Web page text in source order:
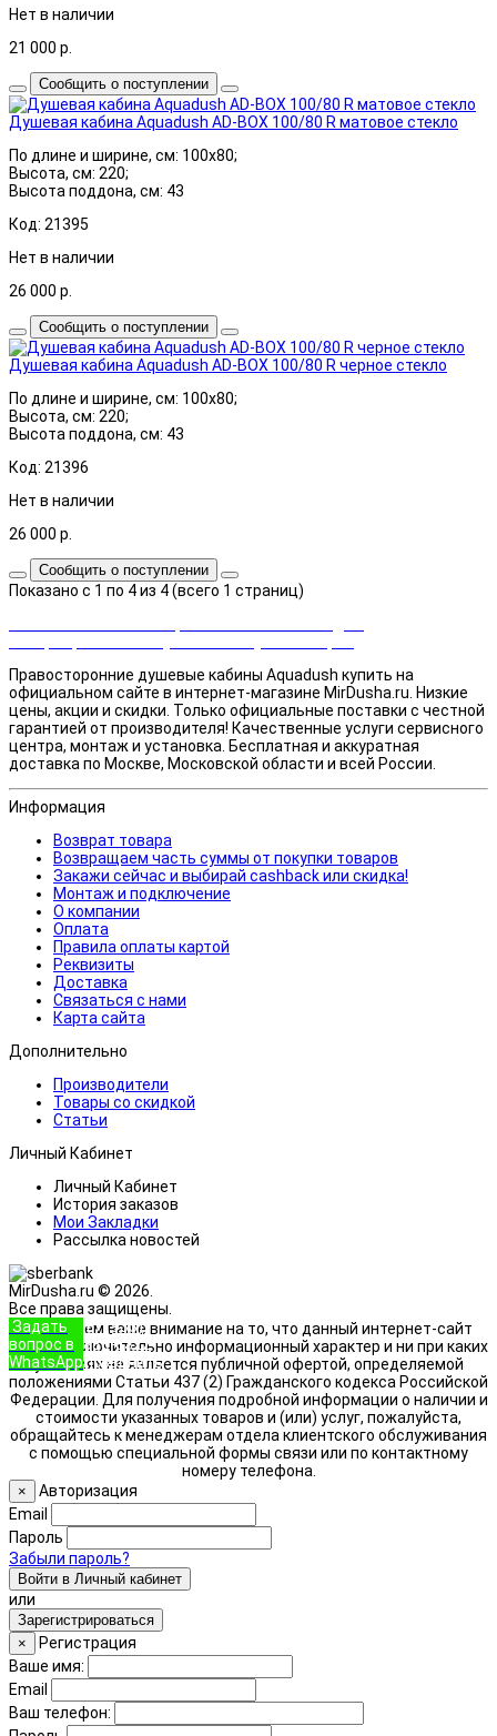
Нет в наличии
21 000 р.
Сообщить о поступлении
Душевая кабина Aquadush AD-BOX 100/80 R матовое стекло
По длине и ширине, см: 100x80;
Высота, см: 220;
Высота поддона, см: 43
Код: 21395
Нет в наличии
26 000 р.
Сообщить о поступлении
Душевая кабина Aquadush AD-BOX 100/80 R черное стекло
По длине и ширине, см: 100x80;
Высота, см: 220;
Высота поддона, см: 43
Код: 21396
Нет в наличии
26 000 р.
Сообщить о поступлении
Показано с 1 по 4 из 4 (всего 1 страниц)
Правосторонние душевые кабины Aquadush купить на
официальном сайте в интернет-магазине MirDusha.ru. Низкие
цены, акции и скидки. Только официальные поставки c честной
гарантией от производителя! Качественные услуги сервисного
центра, монтаж и установка. Бесплатная и аккуратная
доставка по Москве, Московской области и всей России.
Информация
Возврат товара
Возвращаем часть суммы от покупки товаров
Закажи сейчас и выбирай cashback или скидка!
Монтаж и подключение
О компании
Оплата
Правила оплаты картой
Реквизиты
Доставка
Связаться с нами
Карта сайта
Дополнительно
Производители
Товары со скидкой
Статьи
Личный Кабинет
Личный Кабинет
История заказов
Мои Закладки
Рассылка новостей
MirDusha.ru © 2026.
Все права защищены.
Обращаем ваше внимание на то, что данный интернет-сайт
носит исключительно информационный характер и ни при каких
условиях не является публичной офертой, определяемой
положениями Статьи 437 (2) Гражданского кодекса Российской
Федерации. Для получения подробной информации о наличии и
стоимости указанных товаров и (или) услуг, пожалуйста,
обращайтесь к менеджерам отдела клиентского обслуживания
с помощью специальной формы связи или по контактному
номеру телефона.
Задать
вопрос в
WhatsApp
+7 (933)
888-8322
Позвонить
×
Авторизация
Email
Пароль
Забыли пароль?
Войти в Личный кабинет
или
Зарегистрироваться
×
Регистрация
Ваше имя:
Email
Ваш телефон: